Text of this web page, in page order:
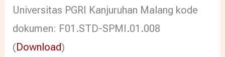
Universitas PGRI Kanjuruhan Malang kode
dokumen: F01.STD-SPMI.01.008
(Download)